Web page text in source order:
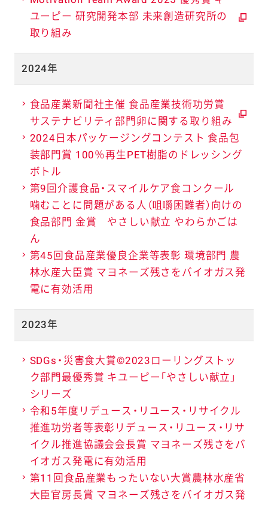
ユーピー 研究開発本部 未来創造研究所の
取り組み
2024年
食品産業新聞社主催 食品産業技術功労賞
サステナビリティ部門卵に関する取り組み
2024日本パッケージングコンテスト 食品包
装部門賞 100％再生PET樹脂のドレッシング
ボトル
第9回介護食品・スマイルケア食コンクール
噛むことに問題がある人（咀嚼困難者）向けの
食品部門 金賞 やさしい献立 やわらかごは
ん
第45回食品産業優良企業等表彰 環境部門 農
林水産大臣賞 マヨネーズ残さをバイオガス発
電に有効活用
2023年
SDGs・災害食大賞©2023ローリングストッ
ク部門最優秀賞 キユーピー「やさしい献立」
シリーズ
令和5年度リデュース・リユース・リサイクル
推進功労者等表彰リデュース・リユース・リサ
イクル推進協議会会長賞 マヨネーズ残さをバ
イオガス発電に有効活用
第11回食品産業もったいない大賞農林水産省
大臣官房長賞 マヨネーズ残さをバイオガス発